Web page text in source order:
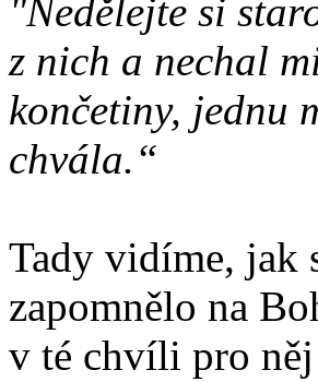
"Nedělejte si
z nich a nechal
končetiny, jednu
chvála.“
Tady vidíme, jak
zapomnělo na
v té chvíli pro